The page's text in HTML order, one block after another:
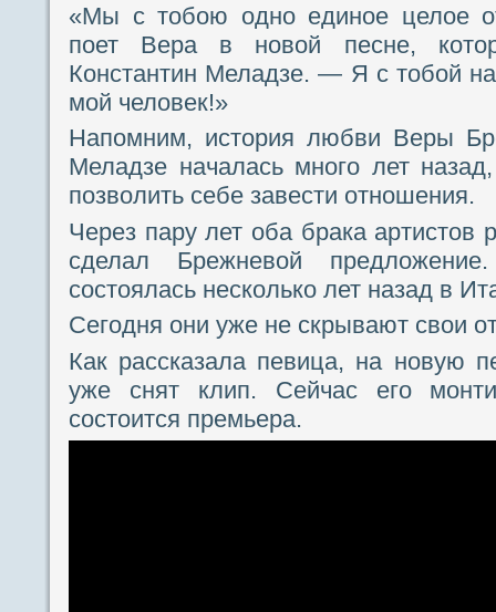
«Мы с тобою одно единое целое
поет Вера в новой песне,
Константин Меладзе. — Я с тобой
мой человек!»
Напомним, история любви Веры
Меладзе началась много лет
позволить себе завести отношения.
Через пару лет оба брака артистов
сделал Брежневой
состоялась несколько лет назад в
Сегодня они уже не скрывают свои
Как рассказала певица, на новую
уже снят клип. Сейчас его
состоится премьера.